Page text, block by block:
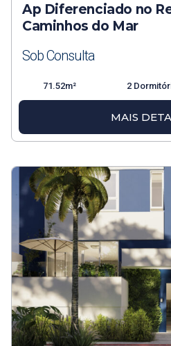
Ap Diferenciado no
Caminhos do Mar
Sob Consulta
71.52m² 2
MAIS